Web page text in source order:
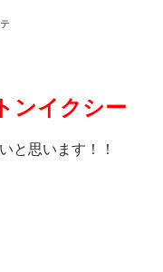
ンイクシー
と思います！！